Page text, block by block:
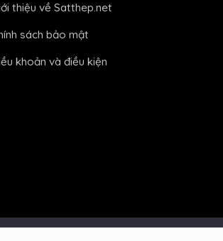
thiệu về Satthep.net
sách bảo mật
khoản và điều kiện